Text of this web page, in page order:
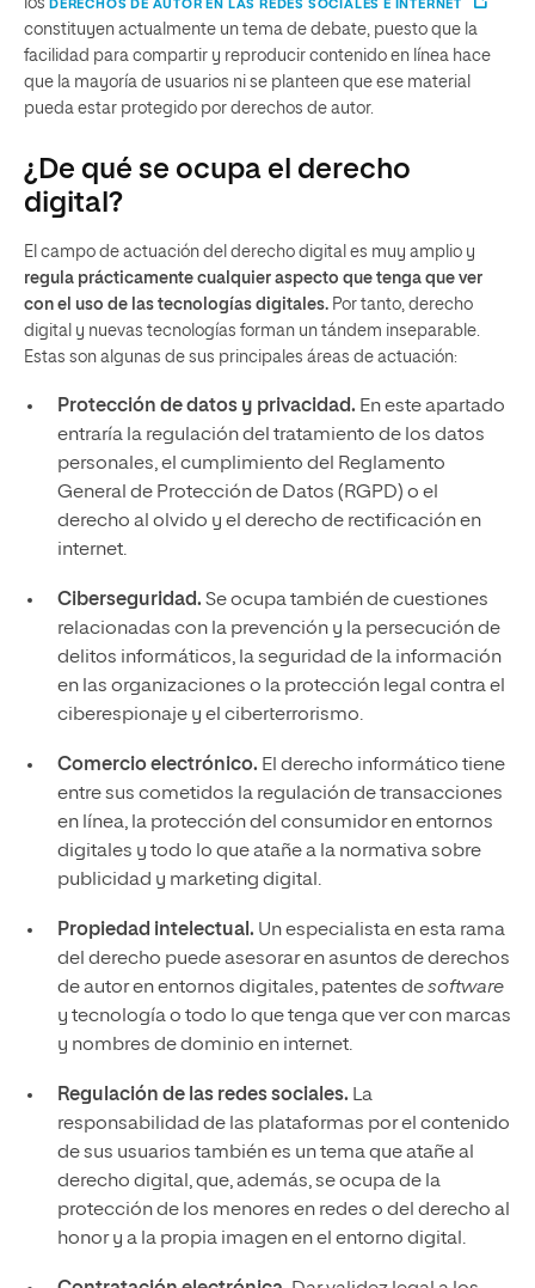
DERECHOS DE AUTOR EN LAS REDES SOCIALES E INTERNET
constituyen actualmente un tema de debate, puesto que la
facilidad para compartir y reproducir contenido en línea hace
que la mayoría de usuarios ni se planteen que ese material
pueda estar protegido por derechos de autor.
¿De qué se ocupa el derecho
digital?
El campo de actuación del derecho digital es muy amplio y
regula prácticamente cualquier aspecto que tenga que ver
con el uso de las tecnologías digitales. Por tanto, derecho
digital y nuevas tecnologías forman un tándem inseparable.
Estas son algunas de sus principales áreas de actuación:
Protección de datos y privacidad. En este apartado
entraría la regulación del tratamiento de los datos
personales, el cumplimiento del Reglamento
General de Protección de Datos (RGPD) o el
derecho al olvido y el derecho de rectificación en
internet.
Ciberseguridad. Se ocupa también de cuestiones
relacionadas con la prevención y la persecución de
delitos informáticos, la seguridad de la información
en las organizaciones o la protección legal contra el
ciberespionaje y el ciberterrorismo.
Comercio electrónico. El derecho informático tiene
entre sus cometidos la regulación de transacciones
en línea, la protección del consumidor en entornos
digitales y todo lo que atañe a la normativa sobre
publicidad y marketing digital.
Propiedad intelectual. Un especialista en esta rama
del derecho puede asesorar en asuntos de derechos
de autor en entornos digitales, patentes desoftware
y tecnología o todo lo que tenga que ver con marcas
y nombres de dominio en internet.
Regulación de las redes sociales. La
responsabilidad de las plataformas por el contenido
de sus usuarios también es un tema que atañe al
derecho digital, que, además, se ocupa de la
protección de los menores en redes o del derecho al
honor y a la propia imagen en el entorno digital.